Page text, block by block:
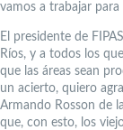
vamos a trabajar
El presidente de
Ríos, y a todos los
que las áreas sean
un acierto, quiero
Armando Rosson de
que, con esto, los